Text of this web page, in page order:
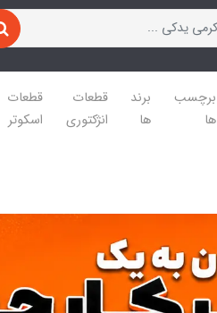
برچسب
ها
برند
ها
قطعات
انژکتوری
قطعات
اسکوتر